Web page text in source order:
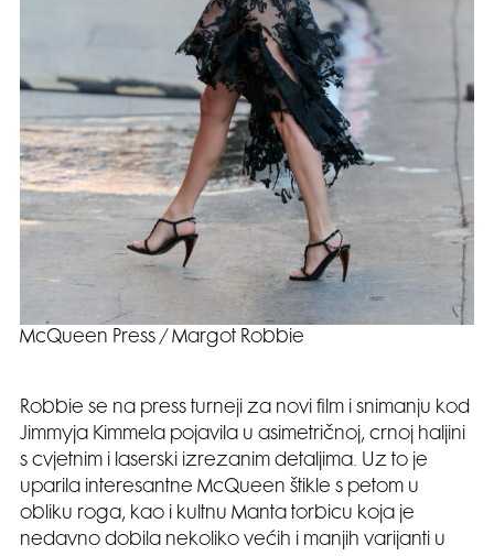
McQueen Press / Margot Robbie
Robbie se na press turneji za novi film i snimanju kod
Jimmyja Kimmela pojavila u asimetričnoj, crnoj haljini
s cvjetnim i laserski izrezanim detaljima. Uz to je
uparila interesantne McQueen štikle s petom u
obliku roga, kao i kultnu Manta torbicu koja je
nedavno dobila nekoliko većih i manjih varijanti u